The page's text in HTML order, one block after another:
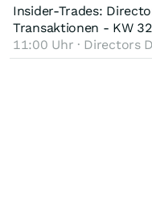
Insider-Trades:
Transaktionen - KW
11:00 Uhr · Directors